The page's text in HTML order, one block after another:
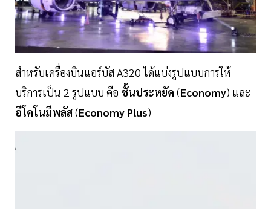
สำหรับเครื่องบินแอร์บัส A320 ได้แบ่งรูปแบบการให้
บริการเป็น 2 รูปแบบ คือ ชั้นประหยัด (Economy) และ
อีโคโนมีพลัส(Economy Plus)